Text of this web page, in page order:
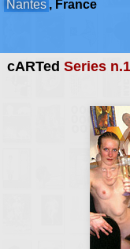
cARTed Series
Nantes , France
Extras :